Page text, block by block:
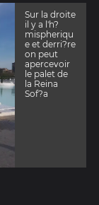
Sur la droite
il y a l'h?
mispheriqu
e et derri?re
on peut
apercevoir
le palet de
la Reina
Sof?a